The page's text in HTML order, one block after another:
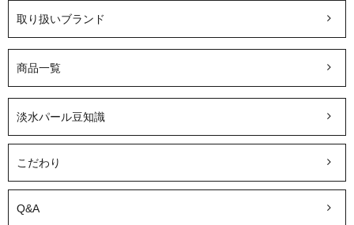
取り扱いブランド
商品一覧
淡水パール豆知識
こだわり
Q&A